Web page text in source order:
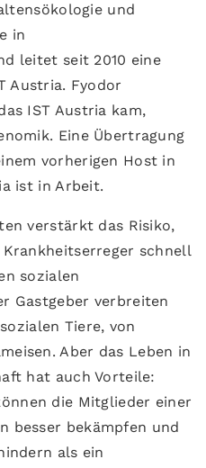
und
in
leitet seit 2010 eine
Austria. Fyodor
IST Austria kam,
Eine Übertragung
vorherigen Host in
ist in Arbeit.
verstärkt das Risiko,
schnell
sozialen
Gastgeber verbreiten
Tiere, von
Aber das Leben in
hat auch Vorteile:
die Mitglieder einer
besser bekämpfen und
als ein